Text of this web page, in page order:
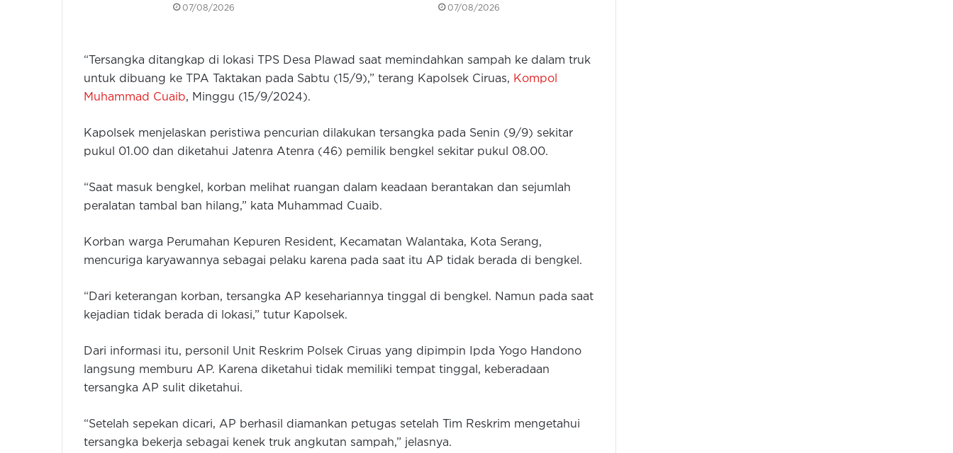
07/08/2026 07/08/2026
“Tersangka ditangkap di lokasi TPS Desa Plawad saat memindahkan sampah ke dalam truk
untuk dibuang ke TPA Taktakan pada Sabtu (15/9),” terang Kapolsek Ciruas, Kompol
Muhammad Cuaib, Minggu (15/9/2024).
Kapolsek menjelaskan peristiwa pencurian dilakukan tersangka pada Senin (9/9) sekitar
pukul 01.00 dan diketahui Jatenra Atenra (46) pemilik bengkel sekitar pukul 08.00.
“Saat masuk bengkel, korban melihat ruangan dalam keadaan berantakan dan sejumlah
peralatan tambal ban hilang,” kata Muhammad Cuaib.
Korban warga Perumahan Kepuren Resident, Kecamatan Walantaka, Kota Serang,
mencuriga karyawannya sebagai pelaku karena pada saat itu AP tidak berada di bengkel.
“Dari keterangan korban, tersangka AP kesehariannya tinggal di bengkel. Namun pada saat
kejadian tidak berada di lokasi,” tutur Kapolsek.
Dari informasi itu, personil Unit Reskrim Polsek Ciruas yang dipimpin Ipda Yogo Handono
langsung memburu AP. Karena diketahui tidak memiliki tempat tinggal, keberadaan
tersangka AP sulit diketahui.
“Setelah sepekan dicari, AP berhasil diamankan petugas setelah Tim Reskrim mengetahui
tersangka bekerja sebagai kenek truk angkutan sampah,” jelasnya.